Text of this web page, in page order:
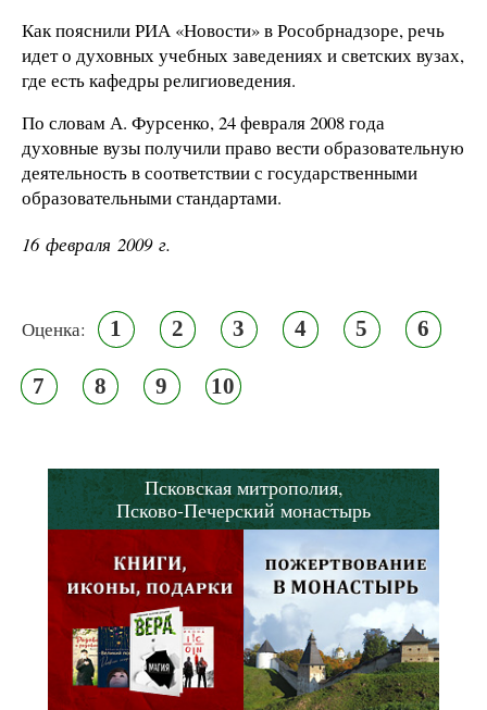
Как пояснили РИА «Новости» в Рособрнадзоре, речь
идет о духовных учебных заведениях и светских вузах,
где есть кафедры религиоведения.
По словам А. Фурсенко, 24 февраля 2008 года
духовные вузы получили право вести образовательную
деятельность в соответствии с государственными
образовательными стандартами.
16 февраля 2009 г.
Оценка: 1 2 3 4 5 6
7 8 9 10
Псковская митрополия,
Псково-Печерский монастырь